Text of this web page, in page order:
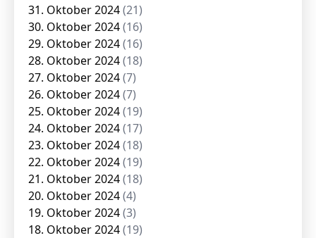
31. Oktober 2024(21)
30. Oktober 2024(16)
29. Oktober 2024(16)
28. Oktober 2024(18)
27. Oktober 2024(7)
26. Oktober 2024(7)
25. Oktober 2024(19)
24. Oktober 2024(17)
23. Oktober 2024(18)
22. Oktober 2024(19)
21. Oktober 2024(18)
20. Oktober 2024(4)
19. Oktober 2024(3)
18. Oktober 2024(19)